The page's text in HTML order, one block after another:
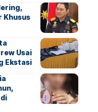
Khusus
Usai
Ekstasi